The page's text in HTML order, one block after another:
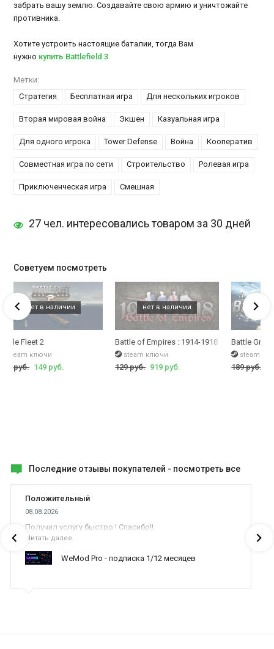
забрать вашу землю. Создавайте свою армию и уничтожайте
противника.
Хотите устроить настоящие баталии, тогда Вам
нужно купить Battlefield 3
Метки:
Стратегия
Бесплатная игра Для нескольких игроков
Вторая мировая война Экшен Казуальная игра
Для одного игрока Tower Defense Война Кооператив
Совместная игра по сети Строительство Ролевая игра
Приключенческая игра Смешная
27 чел. интересовались товаром за 30 дней
Советуем посмотреть
Fleet 2
steam ключи
руб. 149 руб.
Battle of Empires : 1914-1918
steam ключи
129 руб. 919 руб.
Battle
steam
189 руб.
Последние отзывы покупателей - посмотреть все
Положительный
08.08.2026
Получил услугу быстро ! Спасибо!!
Читать далее
WeMod Pro - подписка 1/12 месяцев